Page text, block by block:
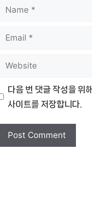
Name
Email
Website
다음 번 댓글 작성을 위
사이트를 저장합니다.